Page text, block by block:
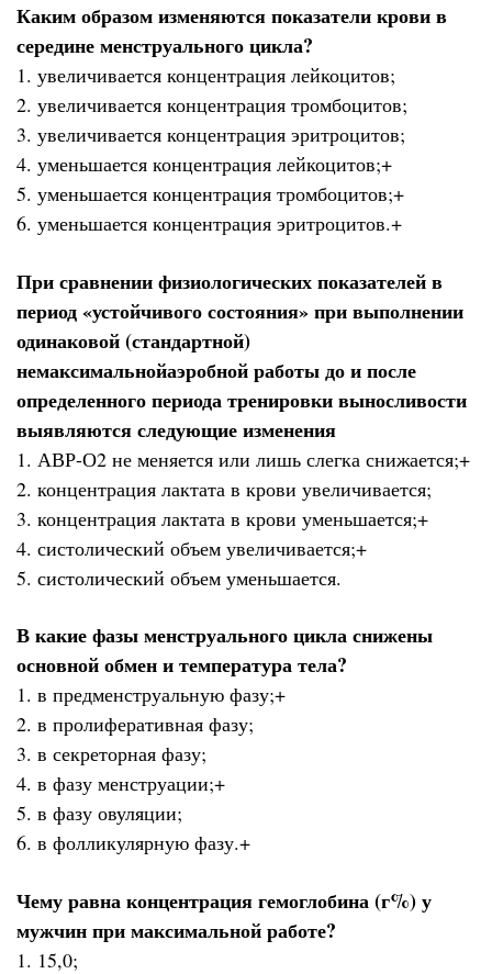
Каким образом изменяются показатели крови в
середине менструального цикла?
1. увеличивается концентрация лейкоцитов;
2. увеличивается концентрация тромбоцитов;
3. увеличивается концентрация эритроцитов;
4. уменьшается концентрация лейкоцитов;+
5. уменьшается концентрация тромбоцитов;+
6. уменьшается концентрация эритроцитов.+
При сравнении физиологических показателей в
период «устойчивого состояния» при выполнении
одинаковой (стандартной)
немаксимальнойаэробной работы до и после
определенного периода тренировки выносливости
выявляются следующие изменения
1. АВР-О2 не меняется или лишь слегка снижается;+
2. концентрация лактата в крови увеличивается;
3. концентрация лактата в крови уменьшается;+
4. систолический объем увеличивается;+
5. систолический объем уменьшается.
В какие фазы менструального цикла снижены
основной обмен и температура тела?
1. в предменструальную фазу;+
2. в пролиферативная фазу;
3. в секреторная фазу;
4. в фазу менструации;+
5. в фазу овуляции;
6. в фолликулярную фазу.+
Чему равна концентрация гемоглобина (г%) у
мужчин при максимальной работе?
1. 15,0;